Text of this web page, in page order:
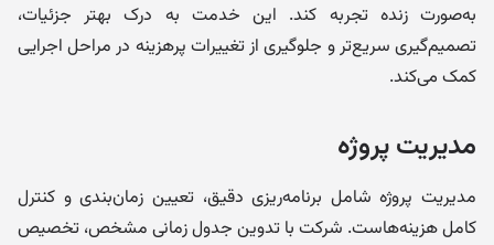
به‌صورت زنده تجربه کند. این خدمت به درک بهتر جزئیات،
تصمیم‌گیری سریع‌تر و جلوگیری از تغییرات پرهزینه در مراحل اجرایی
کمک می‌کند.
مدیریت پروژه
مدیریت پروژه شامل برنامه‌ریزی دقیق، تعیین زمان‌بندی و کنترل
کامل هزینه‌هاست. شرکت با تدوین جدول زمانی مشخص، تخصیص